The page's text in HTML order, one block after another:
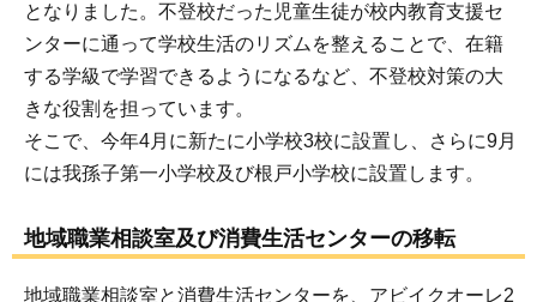
となりました。不登校だった児童生徒が校内教育支援セ
ンターに通って学校生活のリズムを整えることで、在籍
する学級で学習できるようになるなど、不登校対策の大
きな役割を担っています。
そこで、今年4月に新たに小学校3校に設置し、さらに9月
には我孫子第一小学校及び根戸小学校に設置します。
地域職業相談室及び消費生活センターの移転
地域職業相談室と消費生活センターを、アビイクオーレ2